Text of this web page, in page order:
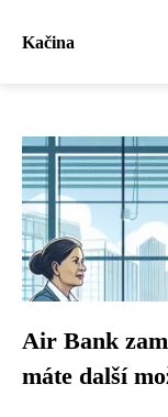
Kačina
Air Bank
máte další